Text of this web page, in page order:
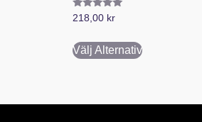
Betygsatt
218,00 kr
Välj Alternativ